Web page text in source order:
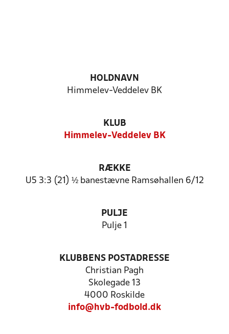
HOLDNAVN
Himmelev-Veddelev BK
KLUB
Himmelev-Veddelev BK
RÆKKE
U5 3:3 (21) ½ banestævne Ramsøhallen 6/12
PULJE
Pulje 1
KLUBBENS POSTADRESSE
Christian Pagh
Skolegade 13
4000 Roskilde
info@hvb-fodbold.dk